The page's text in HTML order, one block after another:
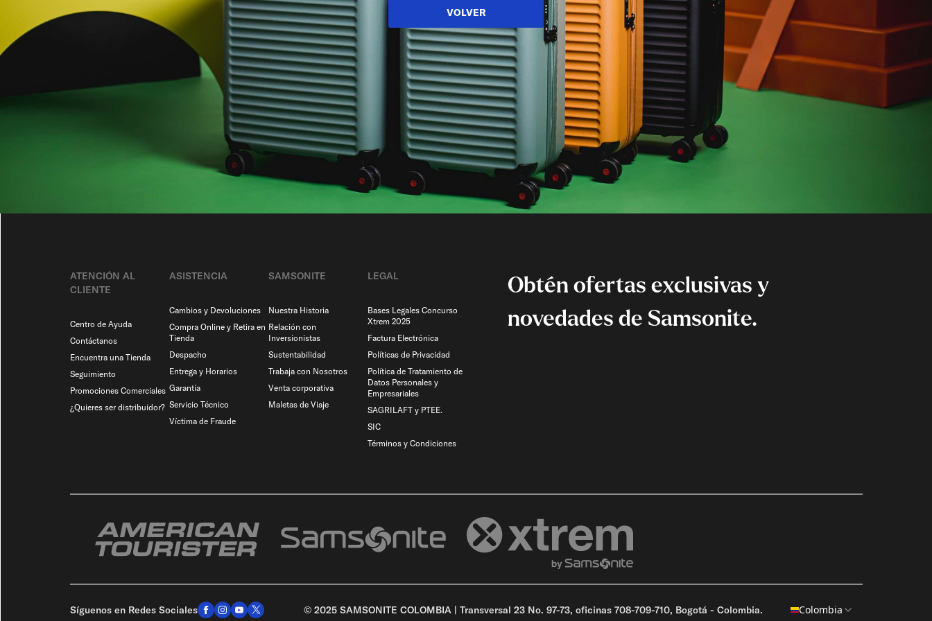
VOLVER
ATENCIÓN AL
CLIENTE
Centro de Ayuda
Contáctanos
Encuentra una Tienda
Seguimiento
Promociones Comerciales
¿Quieres ser distribuidor?
ASISTENCIA
Cambios y Devoluciones
Compra Online y Retira en
Tienda
Despacho
Entrega y Horarios
Garantía
Servicio Técnico
Víctima de Fraude
SAMSONITE
Nuestra Historia
Relación con
Inversionistas
Sustentabilidad
Trabaja con Nosotros
Venta corporativa
Maletas de Viaje​
LEGAL
Bases Legales Concurso
Xtrem 2025
Factura Electrónica
Políticas de Privacidad
Política de Tratamiento de
Datos Personales y
Empresariales
SAGRILAFT y PTEE.
SIC
Términos y Condiciones
Obtén ofertas exclusivas y
novedades de Samsonite.
Síguenos en Redes Sociales © 2025 SAMSONITE COLOMBIA | Transversal 23 No. 97-73, oficinas 708-709-710, Bogotá - Colombia. Colombia